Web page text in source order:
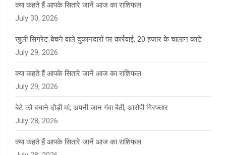
क्या कहते हैं आपके सितारे जानें आज का राशिफल
July 30, 2026
खुली सिगरेट बेचने वाले दुकानदारों पर कार्रवाई, 20 हज़ार के चालान काटे
July 29, 2026
क्या कहते हैं आपके सितारे जानें आज का राशिफल
July 29, 2026
बेटे को बचाने दौड़ी मां, अपनी जान गंवा बैठी, आरोपी गिरफ्तार
July 28, 2026
क्या कहते हैं आपके सितारे जानें आज का राशिफल